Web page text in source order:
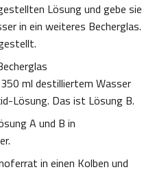
Lösung und gebe sie
in ein weiteres Becherglas.
ml destilliertem Wasser
Lösung. Das ist Lösung B.
A und B in
in einen Kolben und